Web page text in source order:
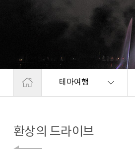
테마여행
환상의 드라이브